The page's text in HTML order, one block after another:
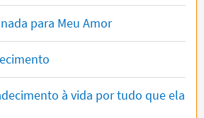
para Meu Amor
à vida por tudo que ela